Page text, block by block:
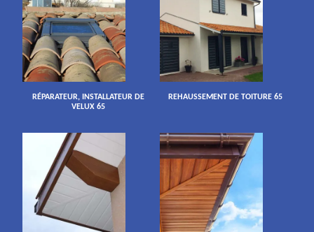
RÉPARATEUR, INSTALLATEUR DE
VELUX 65
REHAUSSEMENT DE TOITURE 65